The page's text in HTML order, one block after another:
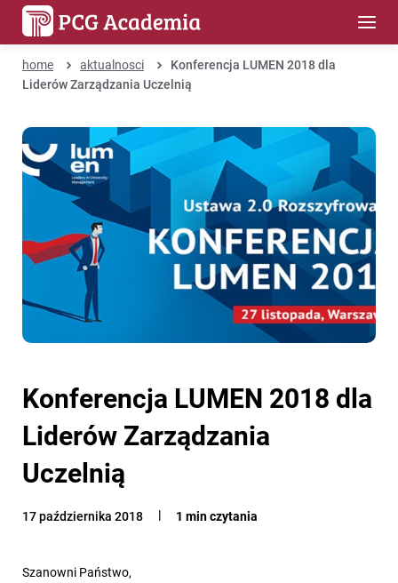
home aktualnosci
Konferencja LUMEN 2018 dla
Liderów Zarządzania Uczelnią
Konferencja LUMEN 2018 dla
Liderów Zarządzania
Uczelnią
17 października 2018 1 min czytania
Szanowni Państwo,